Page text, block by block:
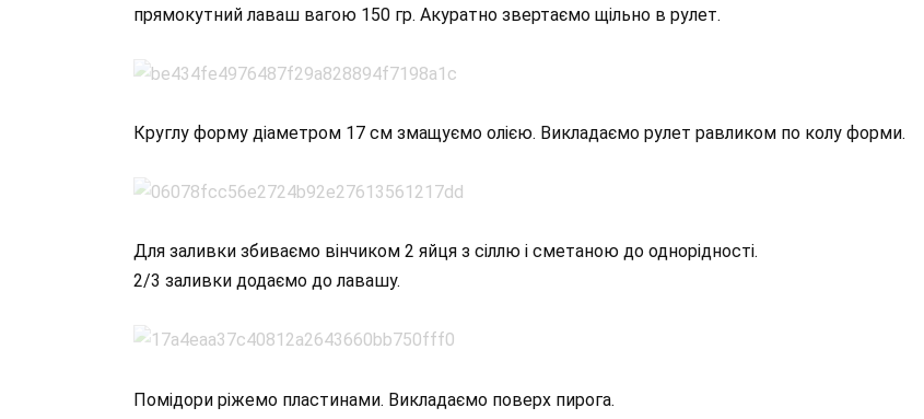
прямокутний лаваш вагою 150 гр. Акуратно звертаємо щільно в рулет.
Круглу форму діаметром 17 см змащуємо олією. Викладаємо рулет равликом по колу форми.
Для заливки збиваємо вінчиком 2 яйця з сіллю і сметаною до однорідності.
2/3 заливки додаємо до лавашу.
Помідори ріжемо пластинами. Викладаємо поверх пирога.